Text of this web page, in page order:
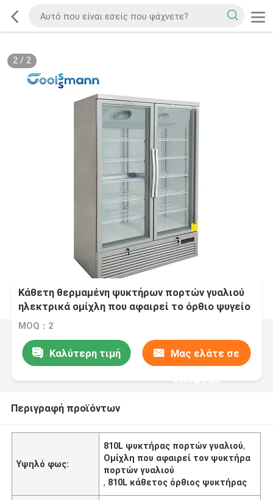
2/ 2
Κάθετη θερμαμένη ψυκτήρων πορτών γυαλιού
ηλεκτρικά ομίχλη που αφαιρεί το όρθιο ψυγείο
810L
MOQ：2
Καλύτερη τιμή Μας ελάτε σε
επαφή με
Περιγραφή προϊόντων
Υψηλό φως:
810L ψυκτήρας πορτών γυαλιού,
Ομίχλη που αφαιρεί τον ψυκτήρα
πορτών γυαλιού
, 810L κάθετος όρθιος ψυκτήρας